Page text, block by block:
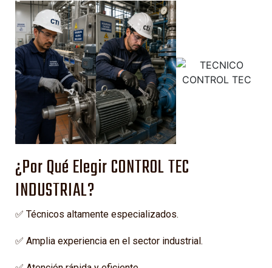
¿Por Qué Elegir CONTROL TEC
INDUSTRIAL?
✅ Técnicos altamente especializados.
✅ Amplia experiencia en el sector industrial.